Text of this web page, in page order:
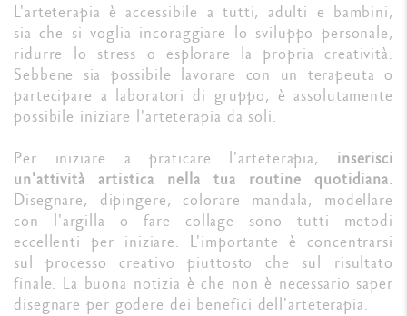
L'arteterapia è accessibile a tutti, adulti e bambini,
sia che si voglia incoraggiare lo sviluppo personale,
ridurre lo stress o esplorare la propria creatività.
Sebbene sia possibile lavorare con un terapeuta o
partecipare a laboratori di gruppo, è assolutamente
possibile iniziare l'arteterapia da soli.
Per iniziare a praticare l'arteterapia, inserisci
un'attività artistica nella tua routine quotidiana.
Disegnare, dipingere, colorare mandala, modellare
con l'argilla o fare collage sono tutti metodi
eccellenti per iniziare. L'importante è concentrarsi
sul processo creativo piuttosto che sul risultato
finale. La buona notizia è che non è necessario saper
disegnare per godere dei benefici dell'arteterapia.